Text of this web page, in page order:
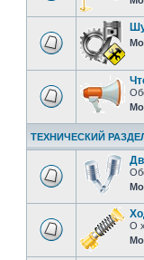
ТЕХНИЧЕСКИЙ
О